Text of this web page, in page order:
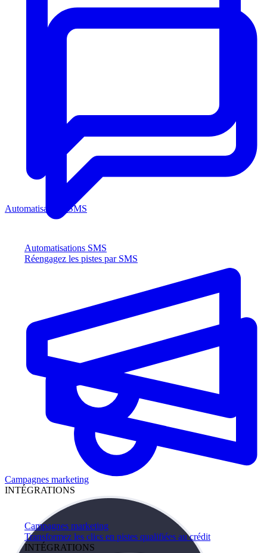
Automatisations SMS
Réengagez les pistes par SMS
Campagnes marketing
Transformez les clics en pistes qualifiées au crédit
INTÉGRATIONS
Automatisations SMS
Campagnes marketing
INTÉGRATIONS